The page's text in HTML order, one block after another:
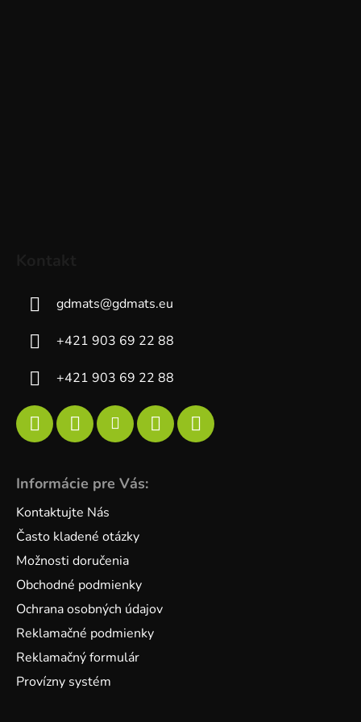
gdmats@gdmats.eu
+421 903 69 22 88
+421 903 69 22 88
Informácie pre Vás:
Kontaktujte Nás
Často kladené otázky
Možnosti doručenia
Obchodné podmienky
Ochrana osobných údajov
Reklamačné podmienky
Reklamačný formulár
Provízny systém